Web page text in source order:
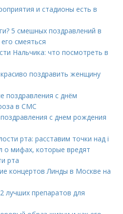
и стадионы есть в
5 смешных поздравлений в
смеяться
Нальчика: что посмотреть в
поздравить женщину
поздравления с днём
в СМС
с днем рождения
рта: расставим точки над i
о мифах, которые вредят
рта
концертов Линды в Москве на
лучших препаратов для